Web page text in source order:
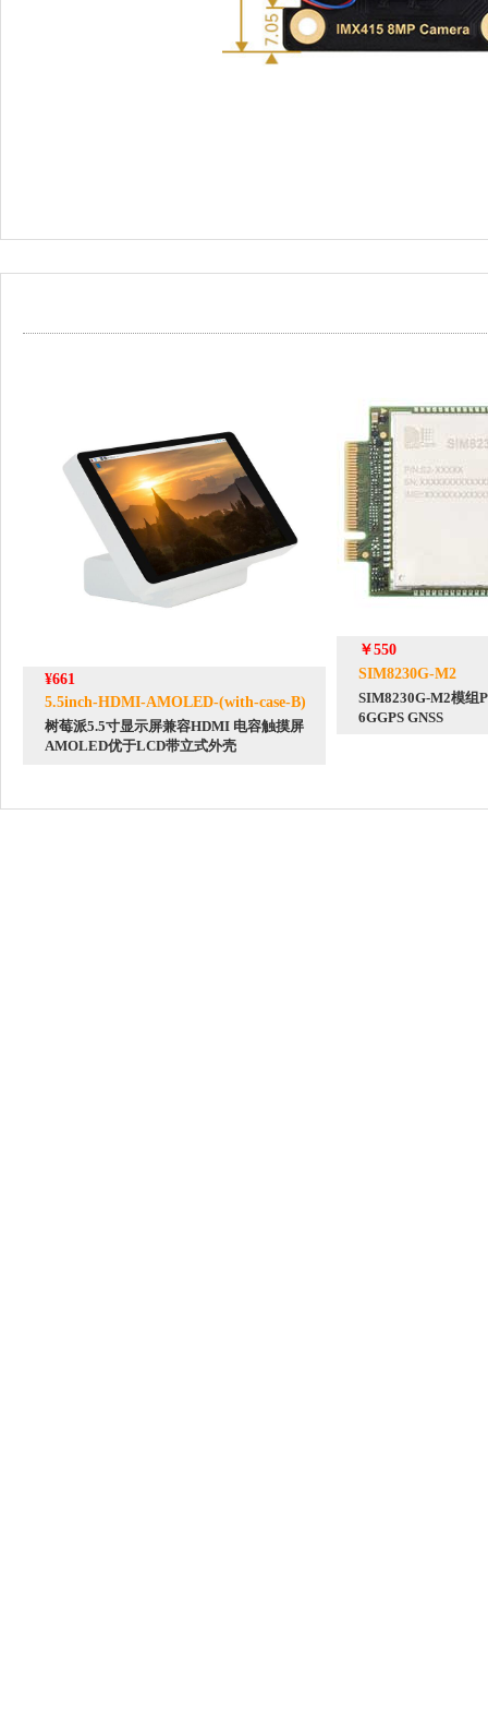
¥661
5.5inch-HDMI-AMOLED-(with-case-B)
树莓派5.5寸显示屏兼容HDMI 电容触摸屏
AMOLED优于LCD带立式外壳
￥550
SIM8230G-M2
SIM8230G-M2模组
6GGPS GNSS